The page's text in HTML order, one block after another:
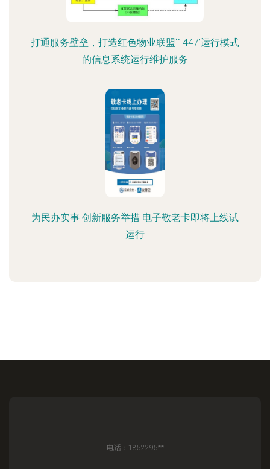
打通服务壁垒，打造红色物业联盟‘1447’运行模式
的信息系统运行维护服务
为民办实事 创新服务举措 电子敬老卡即将上线试
运行
电话：1852295**